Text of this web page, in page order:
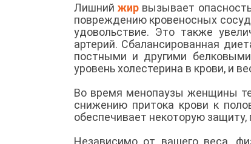
Лишнийжир вызывает
повреждению кровеносных
удовольствие. Это также
артерий. Сбалансированная
постными и другими
уровень холестерина в крови, и
Во время менопаузы женщины
снижению притока крови к
обеспечивает некоторую защиту,
Независимо от вашего веса,